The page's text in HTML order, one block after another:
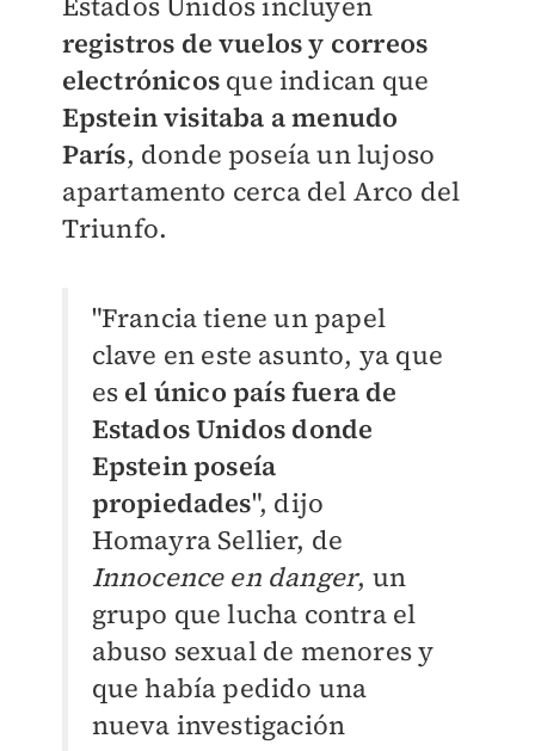
registros de vuelos y correos
electrónicosque indican que
Epstein visitaba a menudo
París, donde poseía un lujoso
apartamento cerca del Arco del
Triunfo.
"Francia tiene un papel
clave en este asunto, ya que
es el único país fuera de
Estados Unidos donde
Epstein poseía
propiedades", dijo
Homayra Sellier, de
Innocence en danger, un
grupo que lucha contra el
abuso sexual de menores y
que había pedido una
nueva investigación